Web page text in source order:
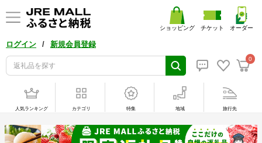
ログイン / 新規会員登録
0
ショッピング チケット オーダー
人気ランキング カテゴリ 特集 地域 旅行先